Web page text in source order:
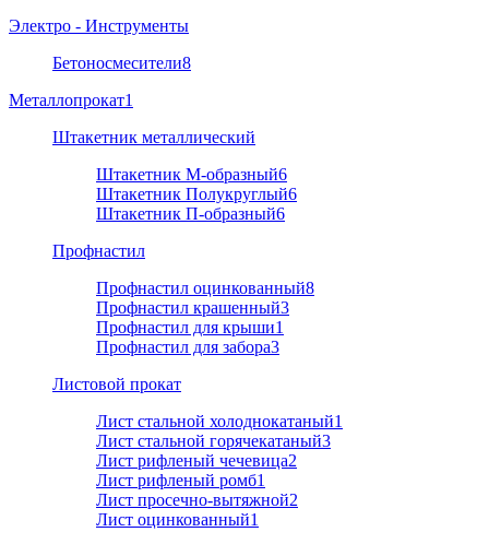
Электро - Инструменты
Бетоносмесители8
Металлопрокат1
Штакетник металлический
Штакетник М-образный6
Штакетник Полукруглый6
Штакетник П-образный6
Профнастил
Профнастил оцинкованный8
Профнастил крашенный3
Профнастил для крыши1
Профнастил для забора3
Листовой прокат
Лист стальной холоднокатаный1
Лист стальной горячекатаный3
Лист рифленый чечевица2
Лист рифленый ромб1
Лист просечно-вытяжной2
Лист оцинкованный1